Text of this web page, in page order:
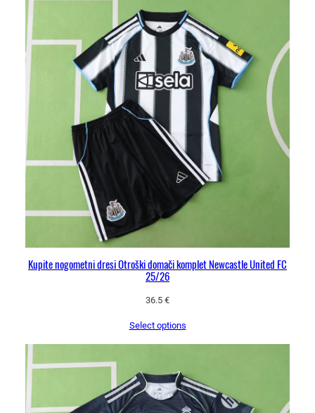
Kupite nogometni dresi Otroški domači komplet Newcastle United FC
25/26
36.5 €
Select options